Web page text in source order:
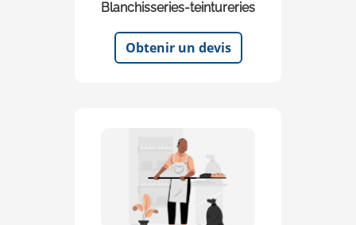
Blanchisseries-teintureries
Obtenir un devis